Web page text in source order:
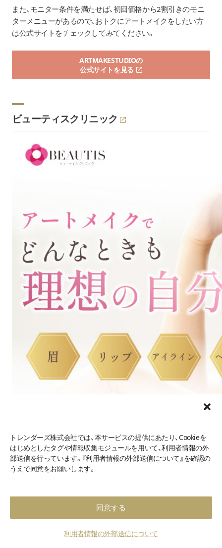
トレンダーズ株式会社では、本サービスの提供にあたり、Cookieを
はじめとしたタグや情報収集モジュールを用いて、利用者情報の外
部送信を行っています。『利用者情報の外部送信について』を確認の
うえで同意をお願いします。
同意する
利用者情報の外部送信について
また、モニター条件を満たせば、初回価格から2割引きのモニ
ターメニューがあるので、おトクにアートメイクをしたい方
は公式サイトをチェックしてみてください。
ARTMAKESTUDIOの
公式サイトを見る
ビューティスクリニック
ビューティスクリニックの特長
梅田駅 徒歩2分の好立地◎
無料麻酔付きで痛みを軽減できる